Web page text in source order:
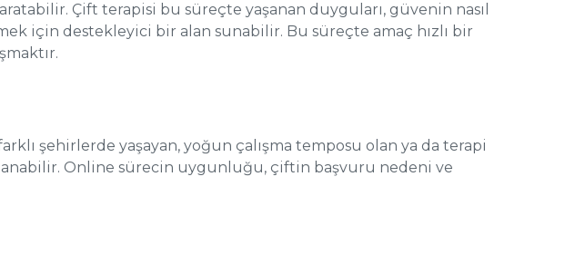
Çift terapisi bu süreçte yaşanan duyguları, güvenin nasıl
için destekleyici bir alan sunabilir. Bu süreçte amaç hızlı bir
şehirlerde yaşayan, yoğun çalışma temposu olan ya da terapi
Online sürecin uygunluğu, çiftin başvuru nedeni ve